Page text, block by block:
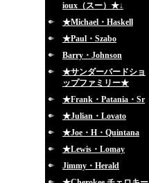
ioux（スー）★↓
★Michael・Haskell
★Paul・Szabo
Barry・Johnson
★サンダーバードショ
ップファミリー★
★Frank・Patania・Sr
★Julian・Lovato
★Joe・H・Quintana
★Lewis・Lomay
Jimmy・Herald